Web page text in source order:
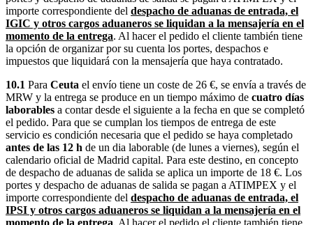
importe correspondiente del despacho de aduanas de entrada, el
IGIC y otros cargos aduaneros se liquidan a la mensajería en el
momento de la entrega. Al hacer el pedido el cliente también tiene
la opción de organizar por su cuenta los portes, despachos e
impuestos que liquidará con la mensajería que haya contratado.
10.1 Para Ceuta el envío tiene un coste de 26 €, se envía a través de
MRW y la entrega se produce en un tiempo máximo de cuatro días
laborables a contar desde el siguiente a la fecha en que se completó
el pedido. Para que se cumplan los tiempos de entrega de este
servicio es condición necesaria que el pedido se haya completado
antes de las 12 h de un dia laborable (de lunes a viernes), según el
calendario oficial de Madrid capital. Para este destino, en concepto
de despacho de aduanas de salida se aplica un importe de 18 €. Los
portes y despacho de aduanas de salida se pagan a ATIMPEX y el
importe correspondiente del despacho de aduanas de entrada, el
IPSI y otros cargos aduaneros se liquidan a la mensajería en el